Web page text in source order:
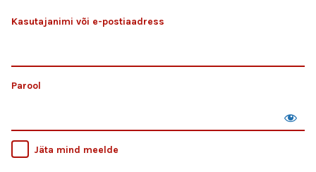
Kasutajanimi või e-postiaadress
Parool
Jäta mind meelde